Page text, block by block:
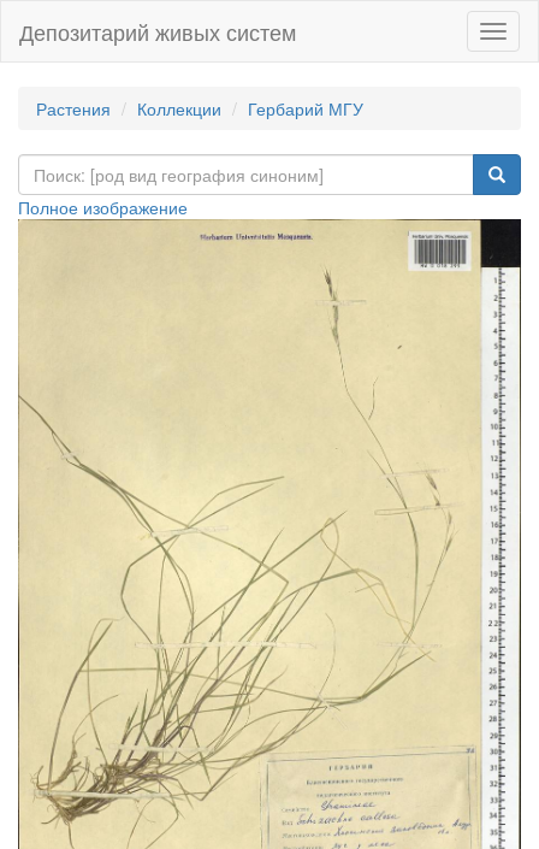
Депозитарий живых систем
Растения Коллекции Гербарий МГУ
Полное изображение